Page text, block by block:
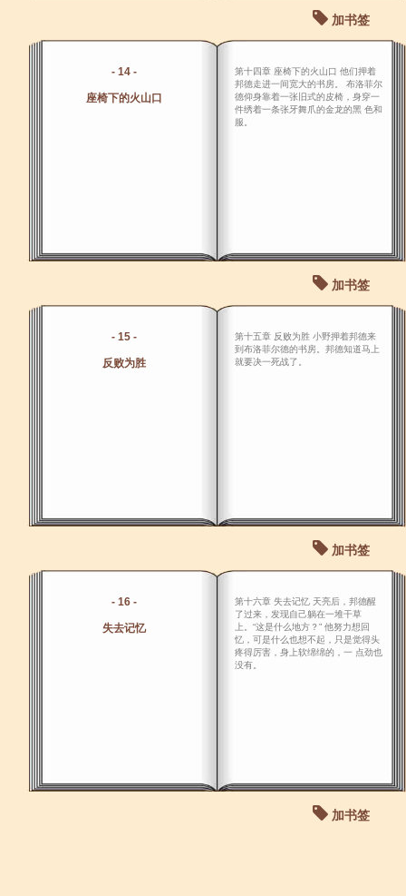
加书签
- 14 -
座椅下的火山口
第十四章 座椅下的火山口 他们押着
邦德走进一间宽大的书房。 布洛菲尔
德仰身靠着一张旧式的皮椅，身穿一
件绣着一条张牙舞爪的金龙的黑 色和
服。
加书签
- 15 -
反败为胜
第十五章 反败为胜 小野押着邦德来
到布洛菲尔德的书房。邦德知道马上
就要决一死战了。
加书签
- 16 -
失去记忆
第十六章 失去记忆 天亮后，邦德醒
了过来，发现自己躺在一堆干草
上。“这是什么地方？” 他努力想回
忆，可是什么也想不起，只是觉得头
疼得厉害，身上软绵绵的，一 点劲也
没有。
加书签